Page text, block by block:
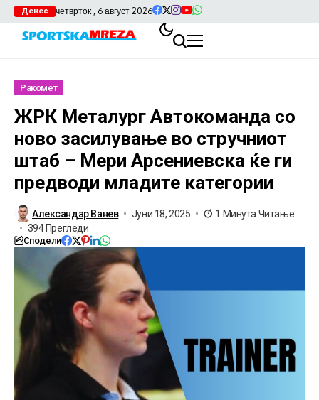
Денес четврток , 6 август 2026
Ракомет
ЖРК Металург Автокоманда со
ново засилување во стручниот
штаб – Мери Арсениевска ќе ги
предводи младите категории
Александар Ванев Јуни 18, 2025
1 Минута Читање
394 Прегледи
Сподели